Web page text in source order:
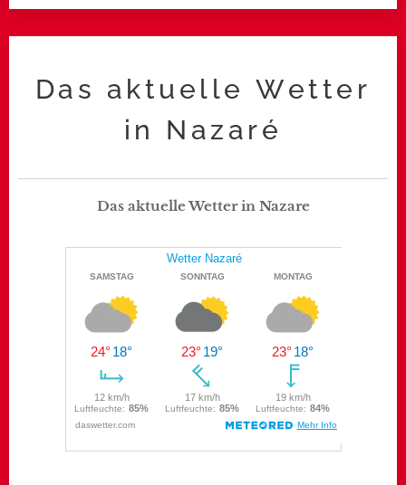
Das aktuelle Wetter
in Nazaré
Das aktuelle Wetter in Nazare